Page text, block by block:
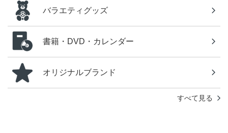
バラエティグッズ
書籍・DVD・カレンダー
オリジナルブランド
すべて見る